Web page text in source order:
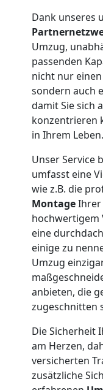
Dank unseres
Umzug,
passenden
nicht nur
sondern auch
damit Sie sich
konzentrieren
in Ihrem Leben.
Unser Service
umfasst eine
wie z.B. die
MontageIhrer
hochwertigem
eine
einige zu
Umzug
anbieten, die
zugeschnitten
Die Sicherheit
am Herzen,
versicherten
zusätzliche
Feldkirch
Feldkirch
Feldkirch
Feldkirch